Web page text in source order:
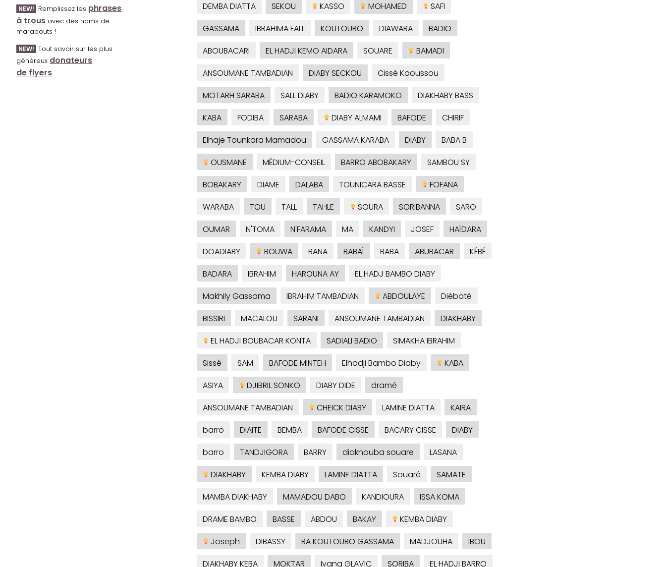
NEW! Remplissez les phrases
à trous avec des noms de
marabouts !
NEW! Tout savoir sur les plus
généreux donateurs
de flyers.
DEMBA DIATTA
SEKOU KASSO MOHAMED
SAFI
GASSAMA
IBRAHIMA FALL KOUTOUBO DIAWARA
BADIO
ABOUBACARI
EL HADJI KEMO AIDARA SOUARE
BAMADI
ANSOUMANE TAMBADIAN
DIABY SECKOU
Cissé Kaoussou
MOTARH SARABA
SALL DIABY BADIO KARAMOKO
DIAKHABY BASS
KABA
FODIBA SARABA DIABY ALMAMI BAFODE
CHIRIF
Elhaje Tounkara Mamadou
GASSAMA KARABA DIABY
BABA B
OUSMANE
MÉDIUM-CONSEIL BARRO ABOBAKARY
SAMBOU SY
BOBAKARY
DIAME DALABA TOUNICARA BASSE
FOFANA
WARABA
TOU TALL TAHLE SOURA SORIBANNA
SARO
OUMAR
N'TOMA N'FARAMA MA KANDYI JOSEF
HAÏDARA
DOADIABY
BOUWA BANA BABAÏ BABA ABUBACAR
KÉBÉ
BADARA
IBRAHIM HAROUNA AY
EL HADJ BAMBO DIABY
Makhily Gassama
IBRAHIM TAMBADIAN ABDOULAYE
Diébaté
BISSIRI
MACALOU SARANI ANSOUMANE TAMBADIAN
DIAKHABY
EL HADJI BOUBACAR KONTA
SADIALI BADIO
SIMAKHA IBRAHIM
Sissé
SAM BAFODE MINTEH Elhadji Bambo Diaby
KABA
ASIYA
DJIBRIL SONKO DIABY DIDE
dramé
ANSOUMANE TAMBADIAN
CHEICK DIABY LAMINE DIATTA
KAIRA
barro
DIAITE BEMBA BAFODE CISSE BACARY CISSE
DIABY
barro
TANDJIGORA BARRY diakhouba souare
LASANA
DIAKHABY
KEMBA DIABY LAMINE DIATTA Souaré
SAMATE
MAMBA DIAKHABY
MAMADOU DABO KANDIOURA
ISSA KOMA
DRAME BAMBO
BASSE ABDOU BAKAY
KEMBA DIABY
Joseph
DIBASSY BA KOUTOUBO GASSAMA MADJOUHA
IBOU
DIAKHABY KEBA
MOKTAR Ivana GLAVIC SORIBA
EL HADJI BARRO